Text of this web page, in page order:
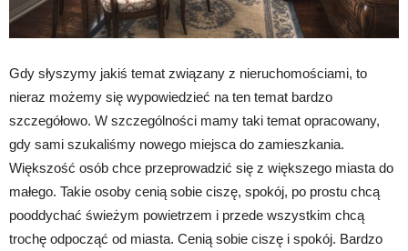
Gdy słyszymy jakiś temat związany z nieruchomościami, to
nieraz możemy się wypowiedzieć na ten temat bardzo
szczegółowo. W szczególności mamy taki temat opracowany,
gdy sami szukaliśmy nowego miejsca do zamieszkania.
Większość osób chce przeprowadzić się z większego miasta do
małego. Takie osoby cenią sobie ciszę, spokój, po prostu chcą
pooddychać świeżym powietrzem i przede wszystkim chcą
trochę odpocząć od miasta. Cenią sobie ciszę i spokój. Bardzo